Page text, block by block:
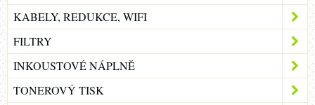
KABELY, REDUKCE, WIFI
FILTRY
INKOUSTOVÉ NÁPLNĚ
TONEROVÝ TISK